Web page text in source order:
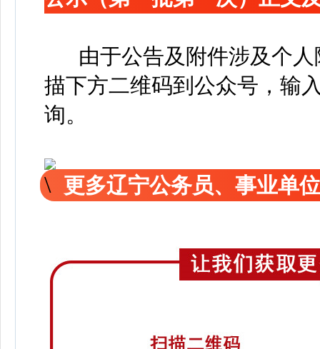
由于公告及附件涉及个人
描下方二维码到公众号，输
询。
更多辽宁公务员、事业单